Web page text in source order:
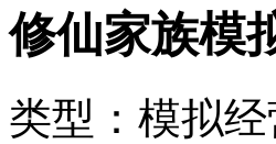
修仙家族模
类型：模拟经